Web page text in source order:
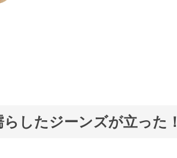
らしたジーンズが立った！